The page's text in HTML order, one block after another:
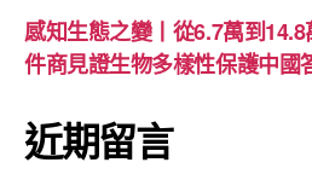
感知生態之變丨從6.7萬到
件商見證生物多樣性保護中國
近期留言